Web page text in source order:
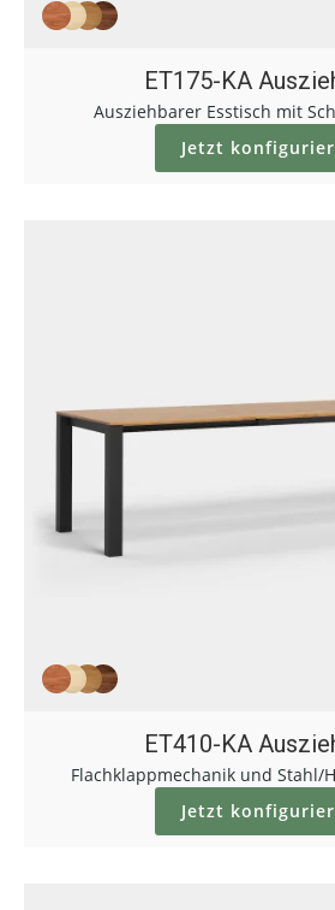
ET175-KA
Ausziehbarer Esstisch mit
Jetzt
ET410-KA
Flachklappmechanik und Stahl/
Jetzt